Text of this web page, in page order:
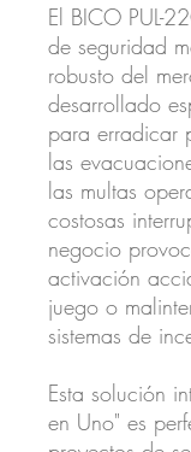
El BICO PUL-
de seguridad
robusto del
desarrollado
para erradicar
las
las multas
costosas
negocio
activación
juego o
sistemas de
Esta solución
en Uno" es